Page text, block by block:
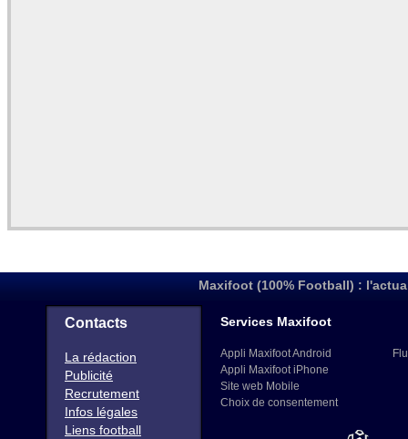
Maxifoot (100% Football) :
Contacts
La rédaction
Publicité
Recrutement
Infos légales
Liens football
Services Maxifoot
Appli Maxifoot Android
Appli Maxifoot iPhone
Site web Mobile
Choix de consentement